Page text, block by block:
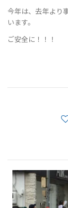
今年は、去年より
います。
ご安全に！！！